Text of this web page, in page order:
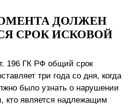
ДОЛЖЕН
СРОК ИСКОВОЙ
196 ГК РФ общий срок
три года со дня, когда
было узнать о нарушении
кто является надлежащим